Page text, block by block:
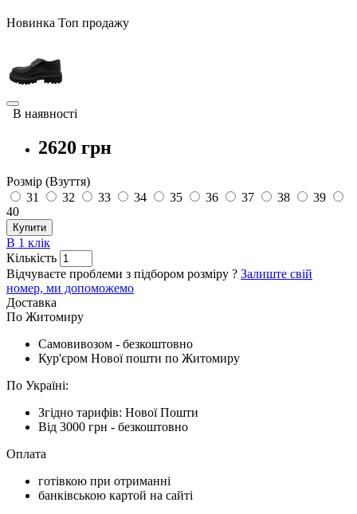
Новинка Топ продажу
В наявності
2620 грн
Розмір (Взуття)
31
32 33 34 35 36 37 38
39
40
Купити
В 1 клік
Кількість
Відчуваєте проблеми з підбором розміру ? Залиште свій
номер, ми допоможемо
Доставка
По Житомиру
Cамовивозом - безкоштовно
Кур'єром Нової пошти по Житомиру
По Україні:
Згідно тарифів: Нової Пошти
Від 3000 грн - безкоштовно
Оплата
готівкою при отриманні
банківською картой на сайті